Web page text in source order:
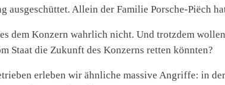
ausgeschüttet. Allein der Familie Porsche-Piëch
dem Konzern wahrlich nicht. Und trotzdem
Staat die Zukunft des Konzerns retten könnten?
erleben wir ähnliche massive Angriffe: in